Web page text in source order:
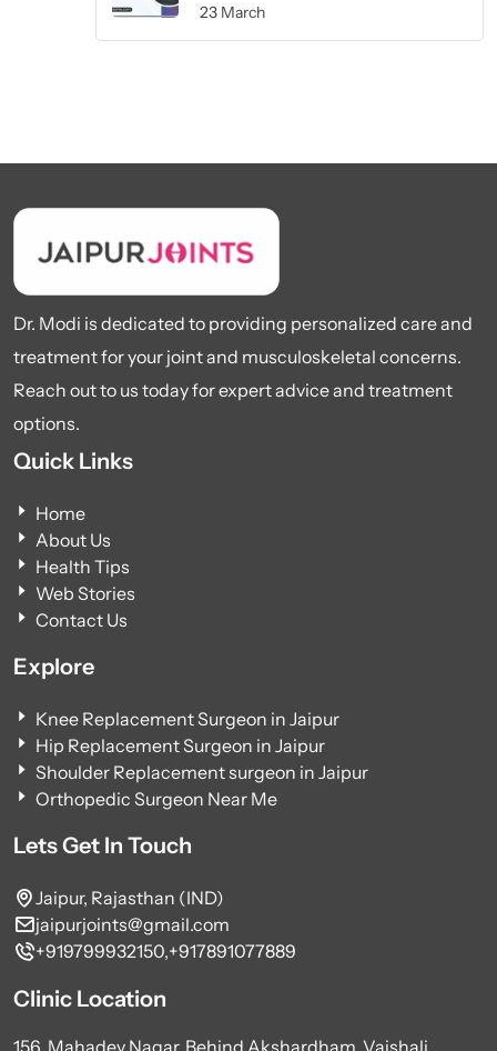
23 March
Dr. Modi is dedicated to providing personalized care and
treatment for your joint and musculoskeletal concerns.
Reach out to us today for expert advice and treatment
options.
Quick Links
Home
About Us
Health Tips
Web Stories
Contact Us
Explore
Knee Replacement Surgeon in Jaipur
Hip Replacement Surgeon in Jaipur
Shoulder Replacement surgeon in Jaipur
Orthopedic Surgeon Near Me
Lets Get In Touch
Jaipur, Rajasthan (IND)
jaipurjoints@gmail.com
+919799932150,+917891077889
Clinic Location